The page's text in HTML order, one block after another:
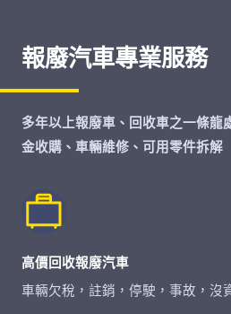
報廢汽車專業服務
多年以上報廢車、回收車之一條龍
金收購、車輛維修、可用零件拆解
高價回收報廢汽車
車輛欠稅，註銷，停駛，事故，沒